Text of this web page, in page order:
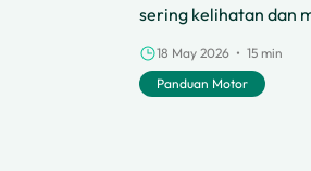
sering kelihatan dan
tajam dan sporty,
18 May 2026 • 15 min
Panduan Motor